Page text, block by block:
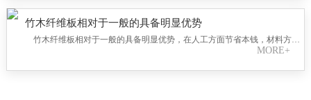
市场淘汰。
竹木纤维板相对于一般的具备明显优势
竹木纤维板相对于一般的具备明显优势，在人工方面节省本钱，材料方
面，竹木纤维板相对于墙纸，墙纸在技能处理时，毛坯房表面处理工序过
MORE+